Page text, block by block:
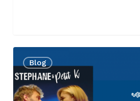
comme
ça
?
Blog